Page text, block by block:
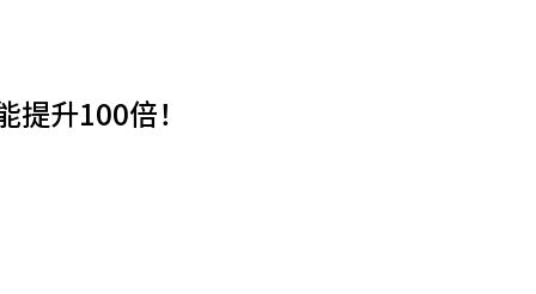
升100倍！